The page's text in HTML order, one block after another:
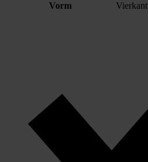
Vorm
Vierkant